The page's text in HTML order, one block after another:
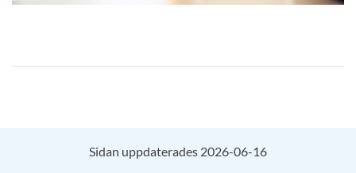
Sidan uppdaterades 2026-06-16